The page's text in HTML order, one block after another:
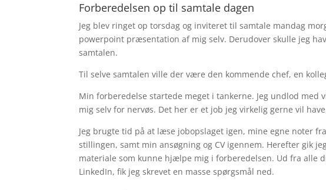
Forberedelsen op til samtale dagen
Jeg blev ringet op torsdag og inviteret til samtale mandag
powerpoint præsentation af mig selv. Derudover skulle jeg
samtalen.
Til selve samtalen ville der være den kommende chef, en
Min forberedelse startede meget i tankerne. Jeg undlod
mig selv for nervøs. Det her er et job jeg virkelig gerne vil
Jeg brugte tid på at læse jobopslaget igen, mine egne noter
stillingen, samt min ansøgning og CV igennem. Herefter gik
materiale som kunne hjælpe mig i forberedelsen. Ud fra alle
LinkedIn, fik jeg skrevet en masse spørgsmål ned.